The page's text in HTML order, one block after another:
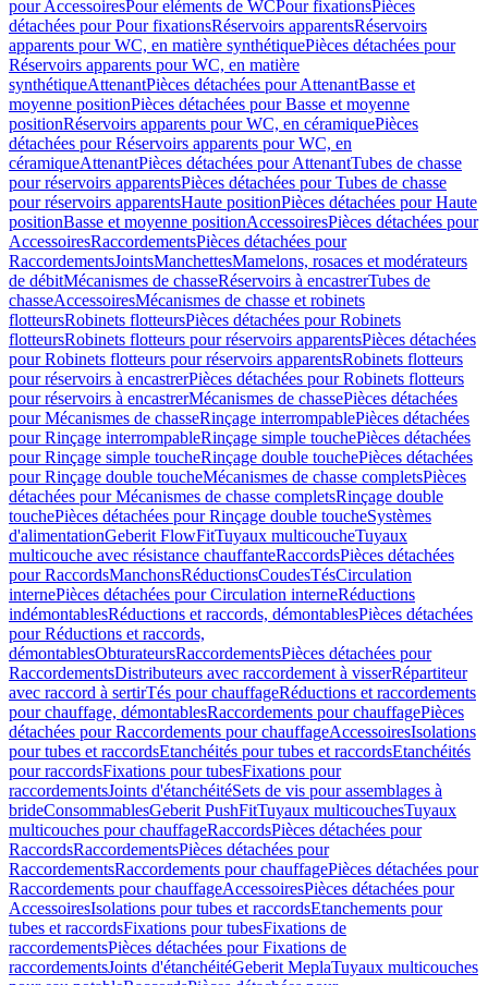
pour AccessoiresPour eléments de WCPour fixationsPièces
détachées pour Pour fixationsRéservoirs apparentsRéservoirs
apparents pour WC, en matière synthétiquePièces détachées pour
Réservoirs apparents pour WC, en matière
synthétiqueAttenantPièces détachées pour AttenantBasse et
moyenne positionPièces détachées pour Basse et moyenne
positionRéservoirs apparents pour WC, en céramiquePièces
détachées pour Réservoirs apparents pour WC, en
céramiqueAttenantPièces détachées pour AttenantTubes de chasse
pour réservoirs apparentsPièces détachées pour Tubes de chasse
pour réservoirs apparentsHaute positionPièces détachées pour Haute
positionBasse et moyenne positionAccessoiresPièces détachées pour
AccessoiresRaccordementsPièces détachées pour
RaccordementsJointsManchettesMamelons, rosaces et modérateurs
de débitMécanismes de chasseRéservoirs à encastrerTubes de
chasseAccessoiresMécanismes de chasse et robinets
flotteursRobinets flotteursPièces détachées pour Robinets
flotteursRobinets flotteurs pour réservoirs apparentsPièces détachées
pour Robinets flotteurs pour réservoirs apparentsRobinets flotteurs
pour réservoirs à encastrerPièces détachées pour Robinets flotteurs
pour réservoirs à encastrerMécanismes de chassePièces détachées
pour Mécanismes de chasseRinçage interrompablePièces détachées
pour Rinçage interrompableRinçage simple touchePièces détachées
pour Rinçage simple toucheRinçage double touchePièces détachées
pour Rinçage double toucheMécanismes de chasse completsPièces
détachées pour Mécanismes de chasse completsRinçage double
touchePièces détachées pour Rinçage double toucheSystèmes
d'alimentationGeberit FlowFitTuyaux multicoucheTuyaux
multicouche avec résistance chauffanteRaccordsPièces détachées
pour RaccordsManchonsRéductionsCoudesTésCirculation
internePièces détachées pour Circulation interneRéductions
indémontablesRéductions et raccords, démontablesPièces détachées
pour Réductions et raccords,
démontablesObturateursRaccordementsPièces détachées pour
RaccordementsDistributeurs avec raccordement à visserRépartiteur
avec raccord à sertirTés pour chauffageRéductions et raccordements
pour chauffage, démontablesRaccordements pour chauffagePièces
détachées pour Raccordements pour chauffageAccessoiresIsolations
pour tubes et raccordsEtanchéités pour tubes et raccordsEtanchéités
pour raccordsFixations pour tubesFixations pour
raccordementsJoints d'étanchéitéSets de vis pour assemblages à
brideConsommablesGeberit PushFitTuyaux multicouchesTuyaux
multicouches pour chauffageRaccordsPièces détachées pour
RaccordsRaccordementsPièces détachées pour
RaccordementsRaccordements pour chauffagePièces détachées pour
Raccordements pour chauffageAccessoiresPièces détachées pour
AccessoiresIsolations pour tubes et raccordsEtanchements pour
tubes et raccordsFixations pour tubesFixations de
raccordementsPièces détachées pour Fixations de
raccordementsJoints d'étanchéitéGeberit MeplaTuyaux multicouches